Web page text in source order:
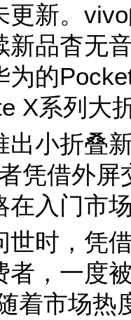
更新。
新品杳无
为的
X系列大
出小折叠
凭借外
在入门市
世时，凭
者，一度
着市场热